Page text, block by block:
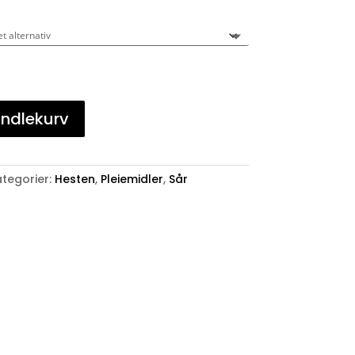
Hesten, Pleiemidler, Sår